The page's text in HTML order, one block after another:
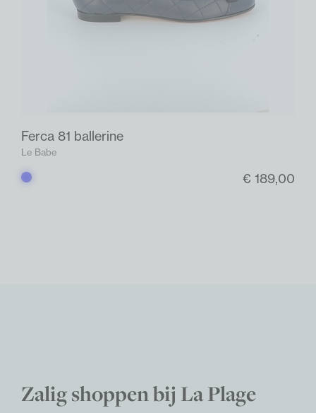
Ferca 81 ballerine
Le Babe
Blauw € 189,00
Zalig shoppen bij La Plage